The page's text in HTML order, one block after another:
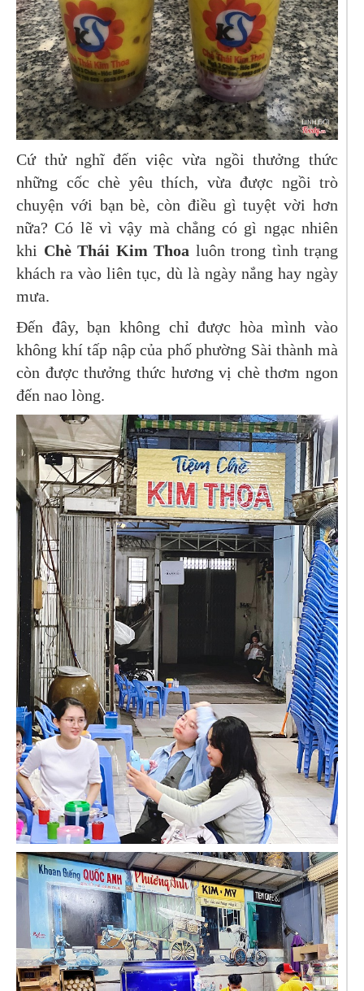
Cứ thử nghĩ đến việc vừa ngồi thưởng thức
những cốc chè yêu thích, vừa được ngồi trò
chuyện với bạn bè, còn điều gì tuyệt vời hơn
nữa? Có lẽ vì vậy mà chẳng có gì ngạc nhiên
khi Chè Thái Kim Thoa luôn trong tình trạng
khách ra vào liên tục, dù là ngày nắng hay ngày
mưa.
Đến đây, bạn không chỉ được hòa mình vào
không khí tấp nập của phố phường Sài thành mà
còn được thưởng thức hương vị chè thơm ngon
đến nao lòng.